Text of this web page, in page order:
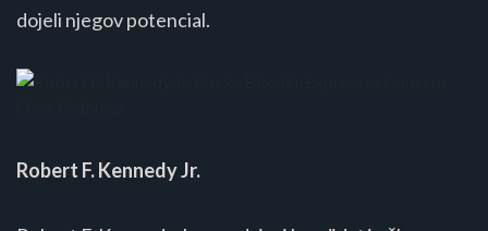
dojeli njegov potencial.
Robert F. Kennedy Jr.